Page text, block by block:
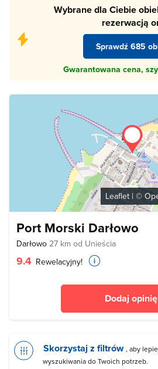
Wybrane dla Ciebie
rezerwacją
Sprawdź 685
Gwarantowana cena,
Leaflet| ©
Port Morski Darłowo
Darłowo 27 km od Unieścia
9.4 Rewelacyjny!
Dodaj opinię
Skorzystaj z filtrów , aby
wyszukiwania do Twoich potrzeb.